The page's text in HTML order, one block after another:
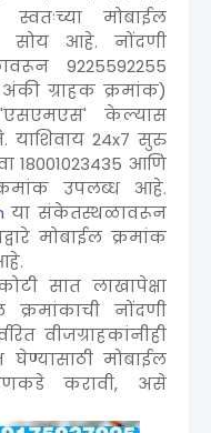
स्वतःच्या मोबाईल
सोय आहे. नोंदणी
9225592255
अंकी ग्राहक क्रमांक)
केल्यास
याशिवाय 24x7 सुरु
18001023435 आणि
उपलब्ध आहे.
या संकेतस्थळावरून
मोबाईल क्रमांक
सात लाखापेक्षा
क्रमांकाची नोंदणी
वीजग्राहकांनीही
मोबाईल
करावी, असे